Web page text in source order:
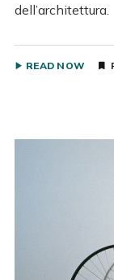
dell’architettura.
READ NOW